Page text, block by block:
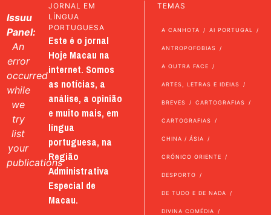
Issuu
Panel:
An
error
occurred
while
we
try
list
your
publications
JORNAL EM
LÍNGUA
PORTUGUESA
Este é o jornal
Hoje Macau na
internet. Somos
as notícias, a
análise, a opinião
e muito mais, em
língua
portuguesa, na
Região
Administrativa
Especial de
Macau.
TEMAS
A CANHOTA AI PORTUGAL
ANTROPOFOBIAS
A OUTRA FACE
ARTES, LETRAS E IDEIAS
BREVES CARTOGRAFIAS
CARTOGRAFIAS
CHINA / ÁSIA
CRÓNICO ORIENTE
DESPORTO
DE TUDO E DE NADA
DIVINA COMÉDIA